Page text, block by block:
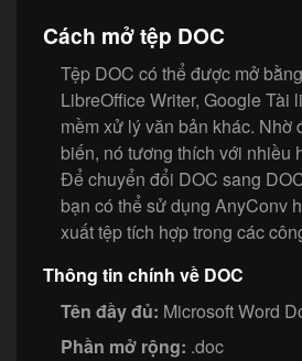
Cách mở tệp DOC
Tệp DOC có thể được mở
LibreOffice Writer, Google Tài
mềm xử lý văn bản khác. Nhờ
biến, nó tương thích với nhiều
Để chuyển đổi DOC sang
bạn có thể sử dụng AnyConv
xuất tệp tích hợp trong các
Thông tin chính về DOC
Tên đầy đủ: Microsoft Word
Phần mở rộng: .doc